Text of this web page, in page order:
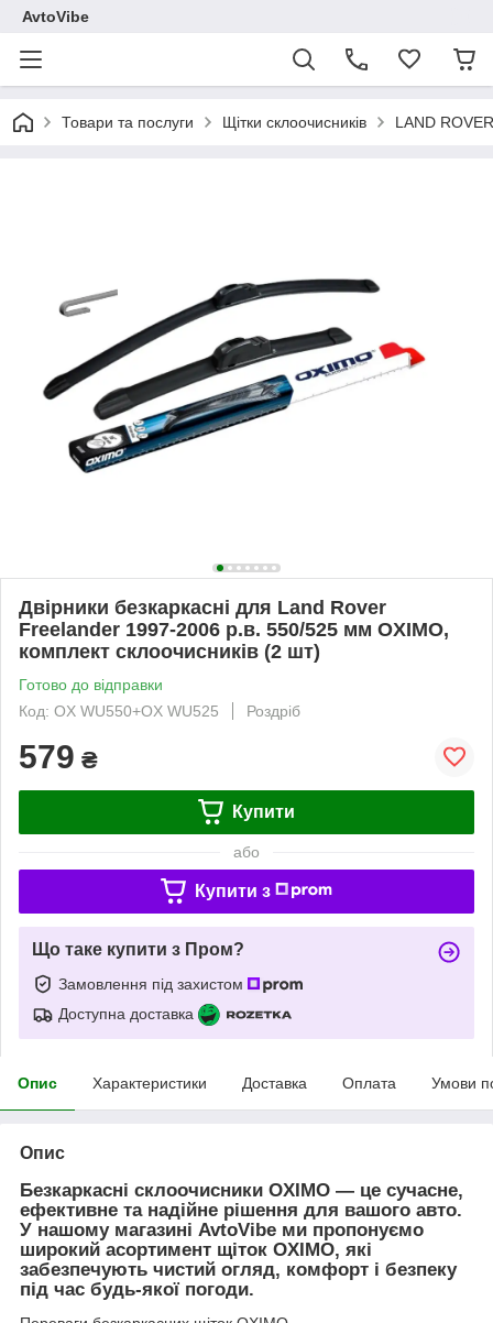
AvtoVibe
Товари та послуги Щітки склоочисників LAND ROVER
Двірники безкаркасні для Land Rover
Freelander 1997-2006 р.в. 550/525 мм OXIMO,
комплект склоочисників (2 шт)
Готово до відправки
Код: OX WU550+OX WU525
Роздріб
579 ₴
Купити
або
Купити з
Що таке купити з Пром?
Замовлення під захистом
Доступна доставка
Опис Характеристики Доставка Оплата Умови
Опис
Безкаркасні склоочисники OXIMO — це сучасне,
ефективне та надійне рішення для вашого авто.
У нашому магазині AvtoVibe ми пропонуємо
широкий асортимент щіток OXIMO, які
забезпечують чистий огляд, комфорт і безпеку
під час будь-якої погоди.